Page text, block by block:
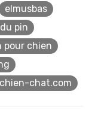
elmusbas
pin
pour chien
chat.com